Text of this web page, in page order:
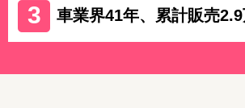
車業界41年、累計販売2.9